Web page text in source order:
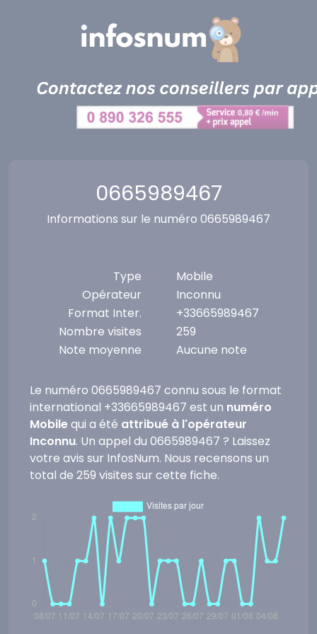
0665989467
Informations sur le numéro 0665989467
Type
Mobile
Opérateur
Inconnu
Format Inter.
+33665989467
Nombre visites
259
Note moyenne
Aucune note
Le numéro 0665989467 connu sous le format
international +33665989467 est un numéro
Mobilequi a été attribué à l'opérateur
Inconnu. Un appel du 0665989467 ? Laissez
votre avis sur InfosNum. Nous recensons un
total de 259 visites sur cette fiche.